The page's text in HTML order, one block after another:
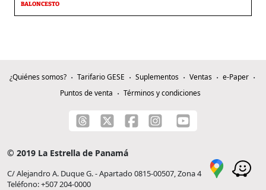
BALONCESTO
¿Quiénes somos? Tarifario GESE Suplementos Ventas
e-Paper
Puntos de venta
Términos y condiciones
© 2019 La Estrella de Panamá
C/ Alejandro A. Duque G. - Apartado 0815-00507, Zona 4
Teléfono: +507 204-0000